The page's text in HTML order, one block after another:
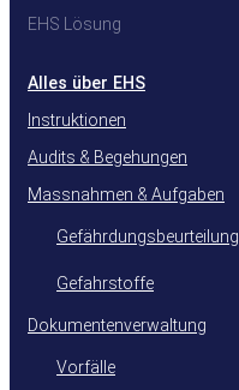
EHS Lösung
Alles über EHS
Instruktionen
Audits & Begehungen
Massnahmen & Aufgaben
Gefährdungsbeurteilung
Gefahrstoffe
Dokumentenverwaltung
Vorfälle